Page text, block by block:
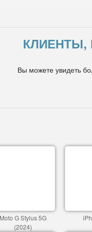
КЛИЕНТЫ,
Вы можете увидеть
Moto G Stylus 5G
(2024)